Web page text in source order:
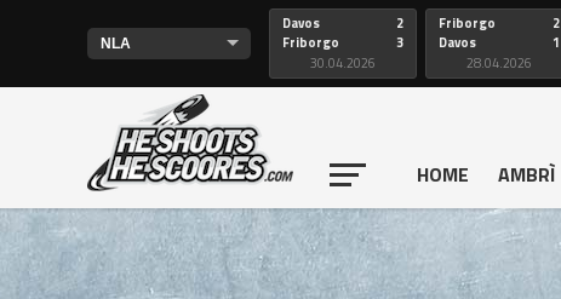
Davos
Friborgo
2
3
30.04.2026
Friborgo
Davos
2
1
28.04.2026
HOME AMBRÌ